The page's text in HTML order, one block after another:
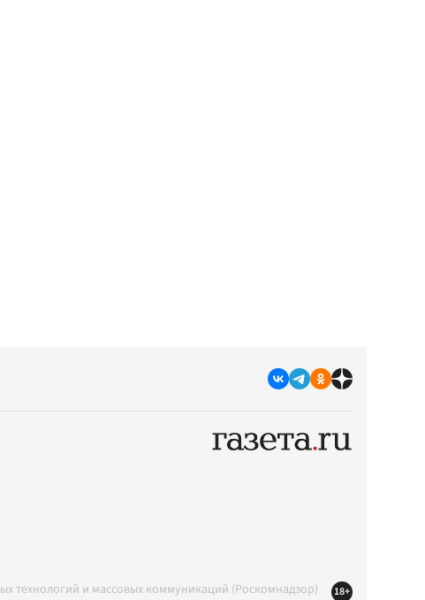
технологий и массовых коммуникаций (Роскомнадзор)
18+